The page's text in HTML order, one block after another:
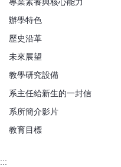
辦學特色
歷史沿革
未來展望
教學研究設備
系主任給新生的一封信
系所簡介影片
教育目標
:::